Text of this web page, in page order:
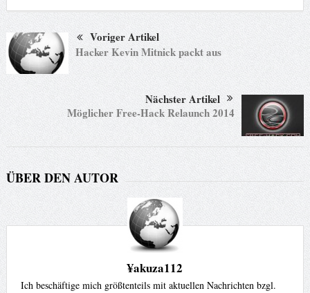
Voriger Artikel
Hacker Kevin Mitnick packt aus
Nächster Artikel
Möglicher Free-Hack Relaunch 2014
ÜBER DEN AUTOR
¥akuza112
Ich beschäftige mich größtenteils mit aktuellen Nachrichten bzgl.